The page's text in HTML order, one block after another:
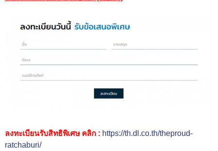
ลงทะเบียนรับสิทธิพิเศษ คลิก : https://th.dl.co.th/theproud-
ratchaburi/